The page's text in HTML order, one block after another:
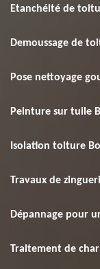
Etanchéité de
Demoussage de
Pose nettoyage
Peinture sur tuile
Isolation toiture
Travaux de
Dépannage pour
Traitement de